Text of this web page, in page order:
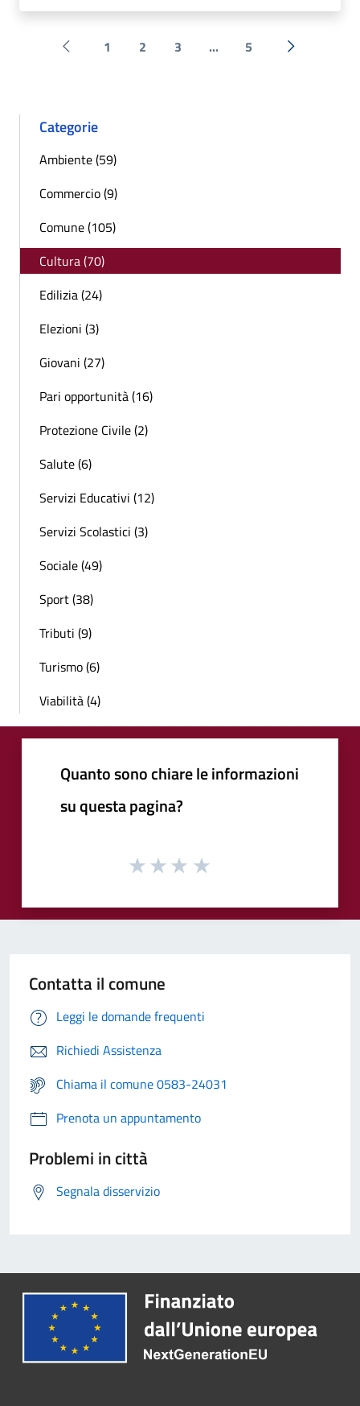
Pagina precedente
1 2 3 ... 5 Successiva
Categorie
Ambiente (59)
Commercio (9)
Comune (105)
Cultura (70)
Edilizia (24)
Elezioni (3)
Giovani (27)
Pari opportunità (16)
Protezione Civile (2)
Salute (6)
Servizi Educativi (12)
Servizi Scolastici (3)
Sociale (49)
Sport (38)
Tributi (9)
Turismo (6)
Viabilità (4)
Quanto sono chiare le informazioni
su questa pagina?
Contatta il comune
Leggi le domande frequenti
Richiedi Assistenza
Chiama il comune 0583-24031
Prenota un appuntamento
Problemi in città
Segnala disservizio